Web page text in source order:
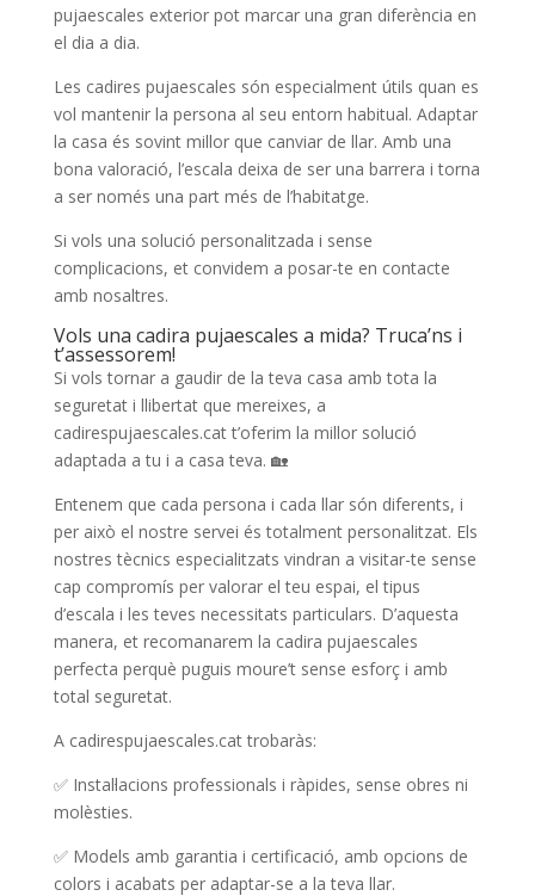
pujaescales exterior pot marcar una gran diferència en
el dia a dia.
Les cadires pujaescales són especialment útils quan es
vol mantenir la persona al seu entorn habitual. Adaptar
la casa és sovint millor que canviar de llar. Amb una
bona valoració, l’escala deixa de ser una barrera i torna
a ser només una part més de l’habitatge.
Si vols una solució personalitzada i sense
complicacions, et convidem a posar-te en contacte
amb nosaltres.
Vols una cadira pujaescales a mida? Truca’ns i
t’assessorem!
Si vols tornar a gaudir de la teva casa amb tota la
seguretat i llibertat que mereixes, a
cadirespujaescales.cat t’oferim la millor solució
adaptada a tu i a casa teva. 🏡
Entenem que cada persona i cada llar són diferents, i
per això el nostre servei és totalment personalitzat. Els
nostres tècnics especialitzats vindran a visitar-te sense
cap compromís per valorar el teu espai, el tipus
d’escala i les teves necessitats particulars. D’aquesta
manera, et recomanarem la cadira pujaescales
perfecta perquè puguis moure’t sense esforç i amb
total seguretat.
A cadirespujaescales.cat trobaràs:
✅ Instal·lacions professionals i ràpides, sense obres ni
molèsties.
✅ Models amb garantia i certificació, amb opcions de
colors i acabats per adaptar-se a la teva llar.